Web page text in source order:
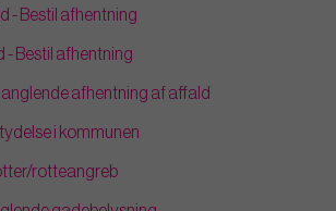
- Bestil afhentning
- Bestil afhentning
afhentning af affald
i kommunen
rotteangreb